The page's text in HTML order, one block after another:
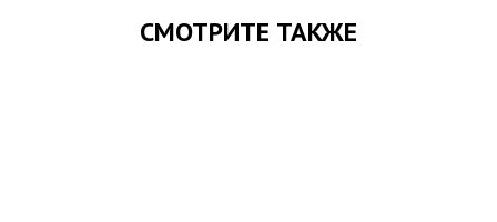
СМОТРИТЕ ТАКЖЕ